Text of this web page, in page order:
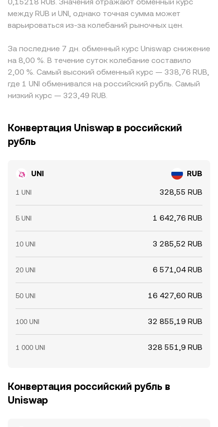
между RUB и UNI, однако точная сумма может
варьироваться из-за колебаний рыночных цен.
За последние 7 дн. обменный курс Uniswap снижение
на 8,00 %. В течение суток колебание составило
2,00 %. Самый высокий обменный курс — 338,76 RUB,
где 1 UNI обменивался на российский рубль. Самый
низкий курс — 323,49 RUB.
Конвертация Uniswap в российский
рубль
UNI RUB
1 UNI 328,55 RUB
5 UNI 1 642,76 RUB
10 UNI 3 285,52 RUB
20 UNI 6 571,04 RUB
50 UNI 16 427,60 RUB
100 UNI 32 855,19 RUB
1 000 UNI 328 551,9 RUB
Конвертация российский рубль в
Uniswap